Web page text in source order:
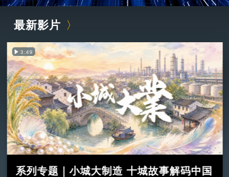
最新影片
3:49
系列专题｜小城大制造 十城故事解码中国